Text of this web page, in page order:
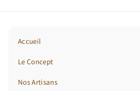
notre
Accueil
Le Concept
Nos Artisans